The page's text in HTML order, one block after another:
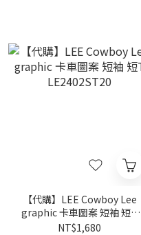
【代購】LEE Cowboy Lee
graphic 卡車圖案 短袖 短T
LE2402ST20
NT$1,680